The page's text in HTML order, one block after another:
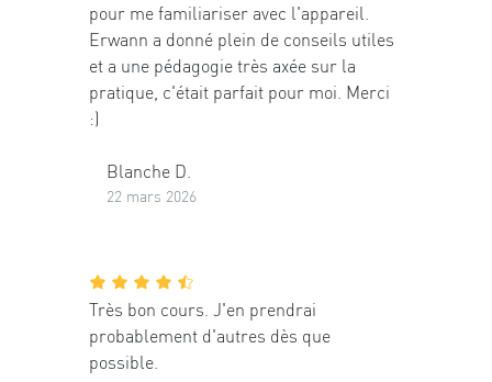
pour me familiariser avec l'appareil.
Erwann a donné plein de conseils utiles
et a une pédagogie très axée sur la
pratique, c'était parfait pour moi. Merci
:)
Blanche D.
22 mars 2026
Très bon cours. J'en prendrai
probablement d'autres dès que
possible.